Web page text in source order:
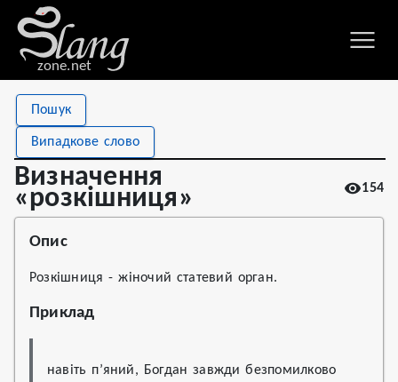
zone.net
Пошук
Випадкове слово
Визначення
«розкішниця» 154
Визначення «розкішниця»
Stat
Views
Definitions 2
First seen
2022
Опис
Розкішниця - жіночий статевий орган.
Приклад
навіть п’яний, Богдан завжди безпомилково